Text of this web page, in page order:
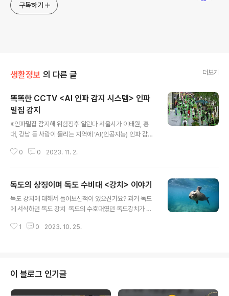
구독하기
생활정보 의 다른 글 더보기
똑똑한 CCTV <AI 인파 감지 시스템> 인파
밀집 감지
※인파밀집 감지해 위험징후 알린다 서울시가 이태원, 홍
대, 강남 등 사람이 몰리는 지역에 ‘AI(인공지능) 인파 감지
스템 구축 고화질 CCTV와 영상 분석 서버가 거리의 사람
지 시스템은 밀집도를 기반으로 군중 계수를 추정하는 기
술인 "People Counting(피플 카운팅)'사용 딥러닝 분석
필터를 활용한 영상 검색기능도 함께 지원 영상을 분석하
가 사람처럼 생각하고 배울수 있도록 하는 인공 신경망 기
0 0 2023. 11. 2.
독도의 상징이며 독도 수비대 <강치> 이야기
독도 강치에 대해서 들어보신적이 있으신가요? 과거 독도
에 서식하던 독도 강치 ​ 독도의 수호대였던 독도강치가 사
로, 과거 동해안에서 주로 서식했던 바다 생물. ​ 강치는 무
는 소와 같고, 붉은 눈동자에 뿔이 없으며 사람을 만나면 물
속으로 들어간다는 특징을 가지고 있다. 독도강치는 오래
전 “가제”와 “가지” 라고도 불리며 수만마리의 강치가 독
1 0 2023. 10. 25.
이 블로그 인기글